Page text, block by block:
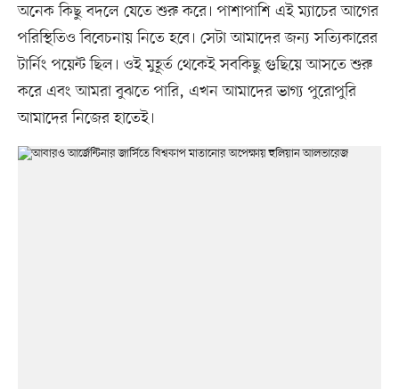
অনেক কিছু বদলে যেতে শুরু করে। পাশাপাশি এই ম্যাচের আগের
পরিস্থিতিও বিবেচনায় নিতে হবে। সেটা আমাদের জন্য সত্যিকারের
টার্নিং পয়েন্ট ছিল। ওই মুহূর্ত থেকেই সবকিছু গুছিয়ে আসতে শুরু
করে এবং আমরা বুঝতে পারি, এখন আমাদের ভাগ্য পুরোপুরি
আমাদের নিজের হাতেই।